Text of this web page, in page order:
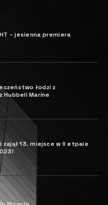
HT – jesienna premiera
łodzi z
Hubbell Marine
zajął 13. miejsce w II etpaie